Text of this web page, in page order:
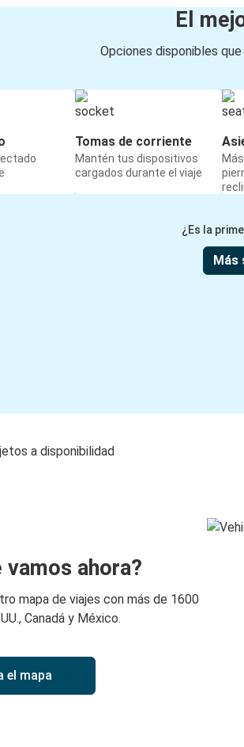
El
Opciones disponibles
Tomas de corriente
Mantén tus dispositivos
cargados durante el viaje
¿Es la
Más
a disponibilidad
vamos ahora?
mapa de viajes con más de 1600
Canadá y México.
el mapa